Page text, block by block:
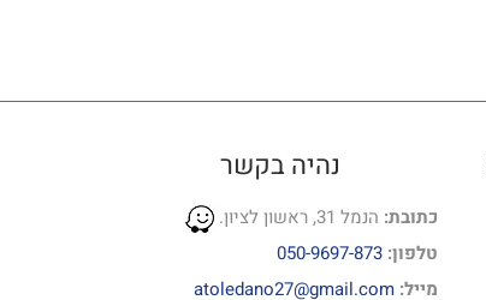
נהיה בקשר
כתובת: הנמל 31, ראשון לציון.
טלפון: 050-9697-873
מייל: atoledano27@gmail.com